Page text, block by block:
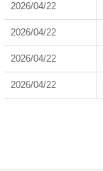
2026/04/22
2026/04/22
2026/04/22
2026/04/22